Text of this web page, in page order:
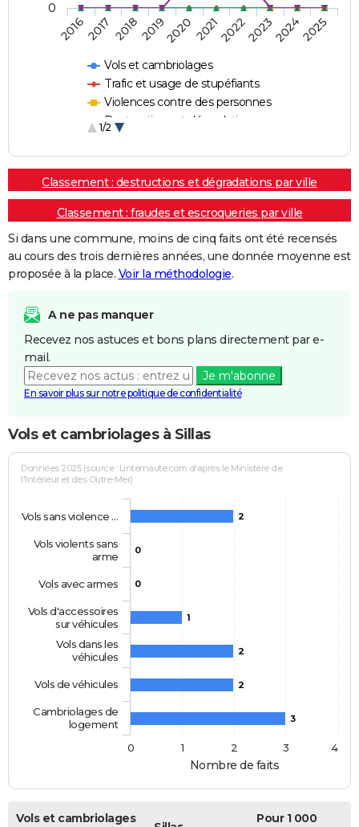
Vols et cambriolages
Trafic et usage de stupéfiants
Violences contre des personnes
Destructions et dégradations
1/2
20162017 20182019202020212022202320242025
0
Classement : destructions et dégradations par ville
Classement : fraudes et escroqueries par ville
Si dans une commune, moins de cinq faits ont été recensés
au cours des trois dernières années, une donnée moyenne est
proposée à la place. Voir la méthodologie.
A ne pas manquer
Recevez nos astuces et bons plans directement par e-
mail.
Je m'abonne
En savoir plus sur notre politique de confidentialité
Vols et cambriolages à Sillas
Nombre de faits
Données 2025 (source : Linternaute.com d'après le Ministère de
l'Intérieur et des Outre-Mer)
2
0
0
1
2
2
3
Vols sans violence …
Vols violents sans
arme
Vols avec armes
Vols d'accessoires
sur véhicules
Vols dans les
véhicules
Vols de véhicules
Cambriolages de
logement
0
1 2 3 4
Vols et cambriolages Pour 1 000